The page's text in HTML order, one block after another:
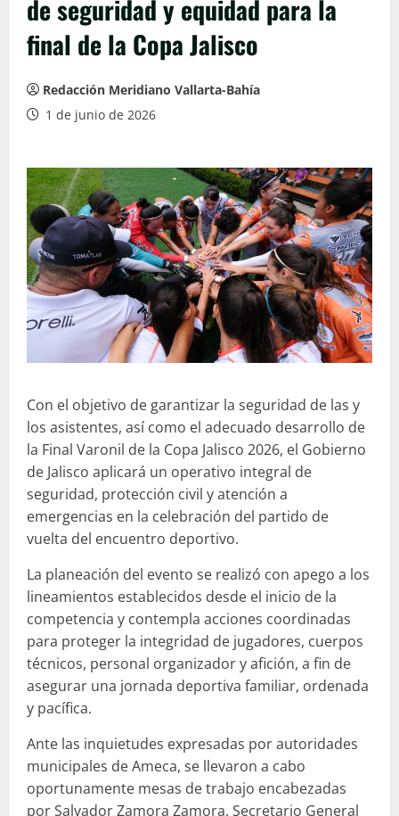
de seguridad y equidad para la
final de la Copa Jalisco
Redacción Meridiano Vallarta-Bahía
1 de junio de 2026
Con el objetivo de garantizar la seguridad de las y
los asistentes, así como el adecuado desarrollo de
la Final Varonil de la Copa Jalisco 2026, el Gobierno
de Jalisco aplicará un operativo integral de
seguridad, protección civil y atención a
emergencias en la celebración del partido de
vuelta del encuentro deportivo.
La planeación del evento se realizó con apego a los
lineamientos establecidos desde el inicio de la
competencia y contempla acciones coordinadas
para proteger la integridad de jugadores, cuerpos
técnicos, personal organizador y afición, a fin de
asegurar una jornada deportiva familiar, ordenada
y pacífica.
Ante las inquietudes expresadas por autoridades
municipales de Ameca, se llevaron a cabo
oportunamente mesas de trabajo encabezadas
por Salvador Zamora Zamora, Secretario General